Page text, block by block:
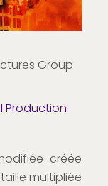
Group
Production
créée
multipliée